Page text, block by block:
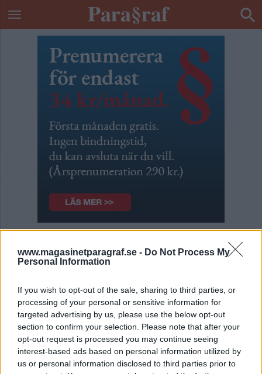
www.magasinetparagraf.se - Do Not Process My
Personal Information
If you wish to opt-out of the sale, sharing to third parties, or
processing of your personal or sensitive information for
targeted advertising by us, please use the below opt-out
section to confirm your selection. Please note that after your
opt-out request is processed you may continue seeing
interest-based ads based on personal information utilized by
us or personal information disclosed to third parties prior to
Inte så lite skumt
Vad är ett målsägarbiträdes uppgift? Dum
fråga, det är naturligtvis att arbeta för sina
klienter målsägarnas bästa. Men vad är det de
två målsägarbiträdena Claes Borgström och
Elisabeth Massi Fritz håller på med? De är